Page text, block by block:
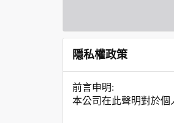
隱私權政策
前言申明:
本公司在此聲明對於個